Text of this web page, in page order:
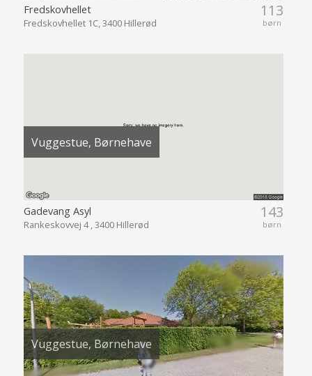
113
børn
Fredskovhellet
Fredskovhellet 1C, 3400 Hillerød
Vuggestue, Børnehave
143
børn
Gadevang Asyl
Rankeskovvej 4 , 3400 Hillerød
Vuggestue, Børnehave